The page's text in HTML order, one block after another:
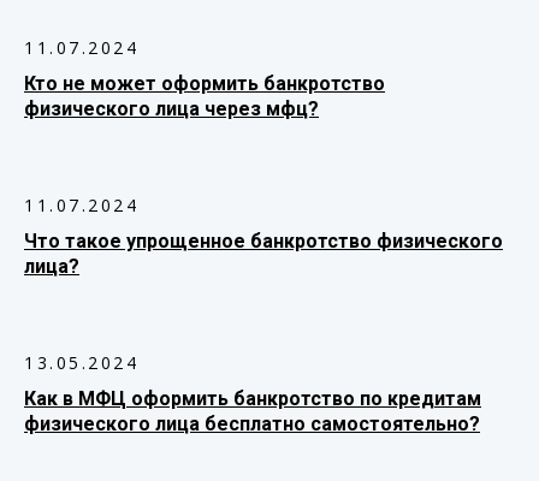
11.07.2024
Кто не может оформить банкротство
физического лица через мфц?
11.07.2024
Что такое упрощенное банкротство физического
лица?
13.05.2024
Как в МФЦ оформить банкротство по кредитам
физического лица бесплатно самостоятельно?